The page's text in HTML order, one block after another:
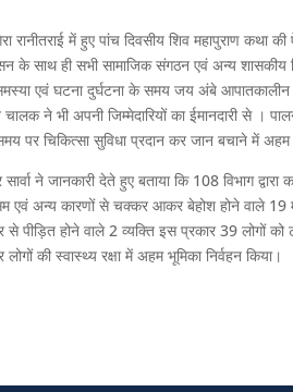
रानीतराई में हुए पांच दिवसीय शिव महापुराण कथा
के साथ ही सभी सामाजिक संगठन एवं अन्य शासकीय
एवं घटना दुर्घटना के समय जय अंबे आपातकालीन
चालक ने भी अपनी जिम्मेदारियों का ईमानदारी से
पर चिकित्सा सुविधा प्रदान कर जान बचाने में अहम
ने जानकारी देते हुए बताया कि 108 विभाग
एवं अन्य कारणों से चक्कर आकर बेहोश होने वाले 19
पीड़ित होने वाले 2 व्यक्ति इस प्रकार 39 लोगों
की स्वास्थ्य रक्षा में अहम भूमिका निर्वहन किया।